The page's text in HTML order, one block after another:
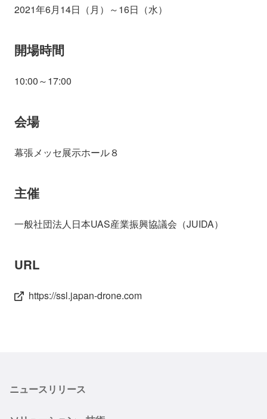
2021年6月14日（月）～16日（水）
開場時間
10:00～17:00
会場
幕張メッセ展示ホール８
主催
一般社団法人日本UAS産業振興協議会（JUIDA）
URL
https://ssl.japan-drone.com
ニュースリリース